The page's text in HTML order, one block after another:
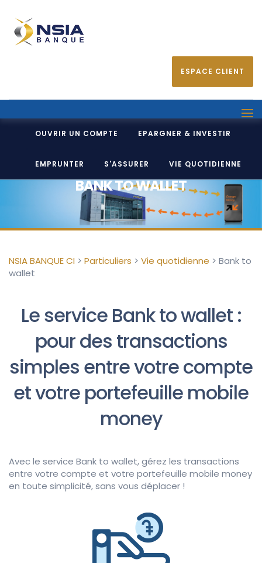
ESPACE CLIENT
OUVRIR UN COMPTE EPARGNER & INVESTIR
EMPRUNTER S'ASSURER VIE QUOTIDIENNE
BANK TO WALLET
NSIA BANQUE CI > Particuliers > Vie quotidienne > Bank to
wallet
Le service Bank to wallet :
pour des transactions
simples entre votre compte
et votre portefeuille mobile
money
Avec le service Bank to wallet, gérez les transactions
entre votre compte et votre portefeuille mobile money
en toute simplicité, sans vous déplacer !